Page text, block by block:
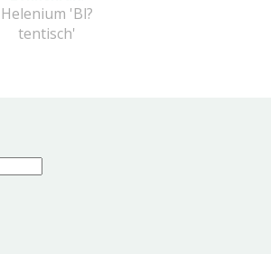
Helenium 'Bl?
tentisch'